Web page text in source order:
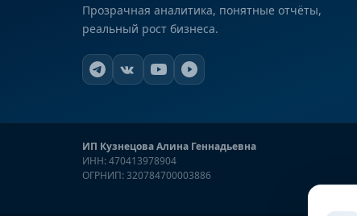
Прозрачная аналитика, понятные отчёты,
реальный рост бизнеса.
ИП Кузнецова Алина Геннадьевна
ИНН: 470413978904
ОГРНИП: 320784700003886